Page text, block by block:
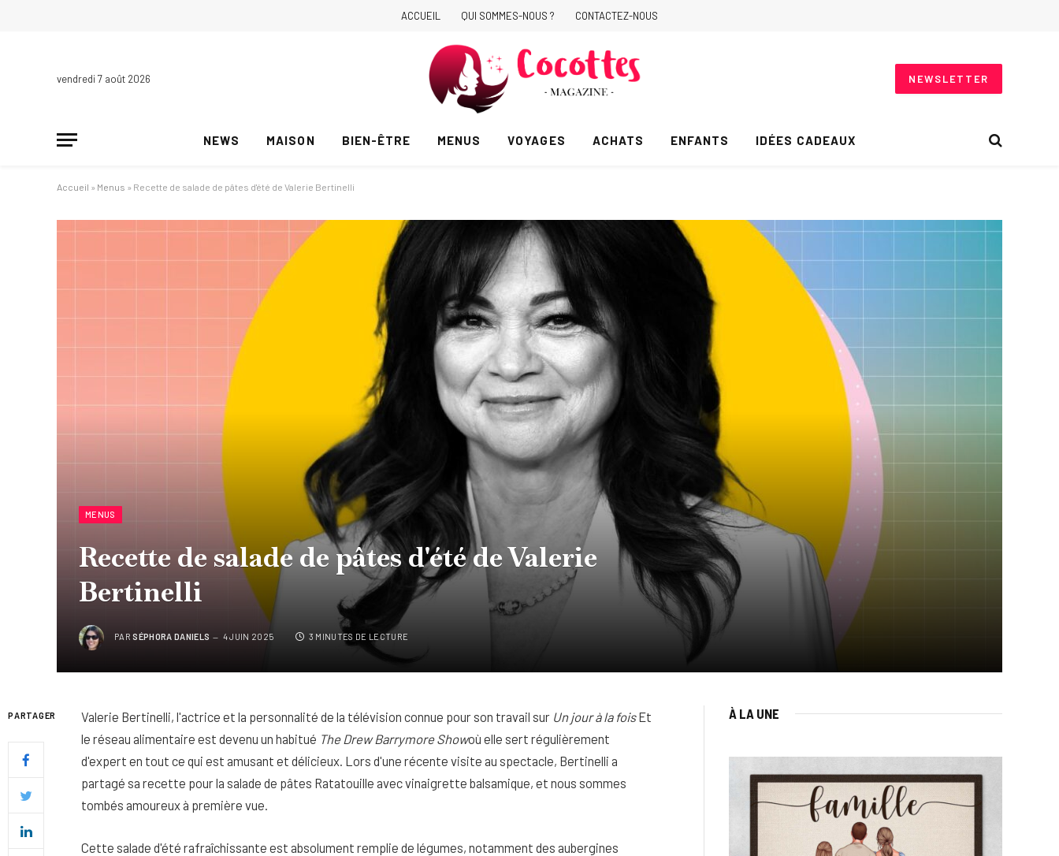
ACCUEIL QUI SOMMES-NOUS ? CONTACTEZ-NOUS
vendredi 7 août 2026 NEWSLETTER
NEWS MAISON BIEN-ÊTRE MENUS VOYAGES ACHATS ENFANTS IDÉES CADEAUX
Accueil » Menus » Recette de salade de pâtes d'été de Valerie Bertinelli
MENUS
Recette de salade de pâtes d'été de Valerie
Bertinelli
PAR SÉPHORA DANIELS 4 JUIN 2025 3 MINUTES DE LECTURE
PARTAGER Valerie Bertinelli, l'actrice et la personnalité de la télévision connue pour son travail sur Un jour à la foisEt
le réseau alimentaire est devenu un habitué The Drew Barrymore Showoù elle sert régulièrement
d'expert en tout ce qui est amusant et délicieux. Lors d'une récente visite au spectacle, Bertinelli a
partagé sa recette pour la salade de pâtes Ratatouille avec vinaigrette balsamique, et nous sommes
tombés amoureux à première vue.
Cette salade d'été rafraîchissante est absolument remplie de légumes, notamment des aubergines
À LA UNE